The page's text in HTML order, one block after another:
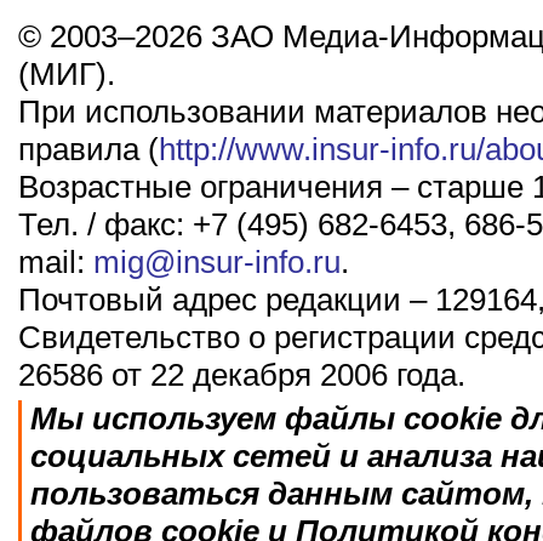
© 2003–2026 ЗАО Медиа-
(МИГ).
При использовании материалов
правила (http://www.insur-info.ru/
Возрастные ограничения – старше
Тел. / факс: +7 (495) 682-6453, 686-
mail: mig@insur-info.ru.
Почтовый адрес редакции –
Свидетельство о регистрации
26586 от 22 декабря 2006 года.
Мы используем файлы cookie
социальных сетей и анализа
пользоваться данным
файлов cookie и Политикой